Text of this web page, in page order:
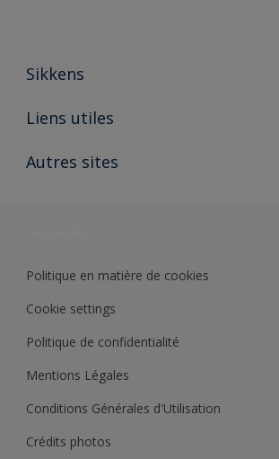
Sikkens
A propos de Sikkens
Liens utiles
Ouvrir un magasin PASS
Autres sites
Politique en matière de cookies
Cookie settings
Politique de confidentialité
Mentions Légales
Conditions Générales d'Utilisation
Crédits photos